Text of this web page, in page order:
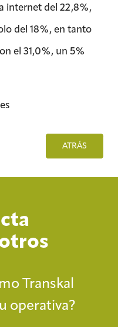
internet del 22,8%,
del 18%, en tanto
el 31,0%, un 5%
ATRÁS
Transkal
operativa?